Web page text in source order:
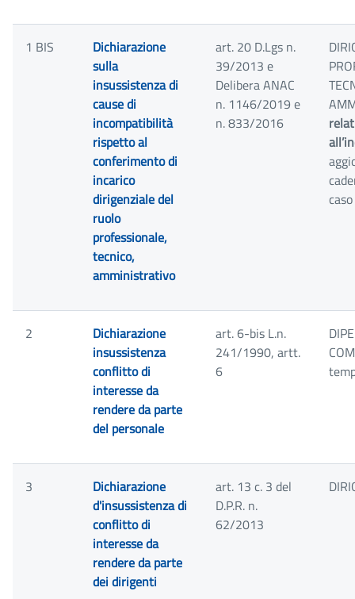
1 BIS
Dichiarazione
sulla
insussistenza di
cause di
incompatibilità
rispetto al
conferimento di
incarico
dirigenziale del
ruolo
professionale,
tecnico,
amministrativo
art. 20 D.Lgs n.
39/2013 e
Delibera ANAC
n. 1146/2019 e
n. 833/2016
2
Dichiarazione
insussistenza
conflitto di
interesse da
rendere da parte
del personale
art. 6-bis L.n.
241/1990, artt.
6
3
Dichiarazione
d'insussistenza di
conflitto di
interesse da
rendere da parte
dei dirigenti
art. 13 c. 3 del
D.P.R. n.
62/2013